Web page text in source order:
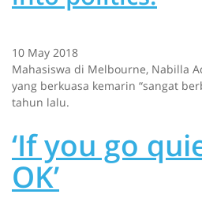
10 May 2018
Mahasiswa di Melbourne, Nabilla
yang berkuasa kemarin “sangat
tahun lalu.
‘If you go
OK’